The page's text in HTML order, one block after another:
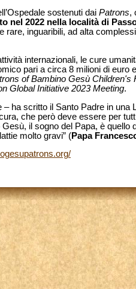
sostenuti dai Patrons,
nel 2022 nella località di
rare, inguaribili, ad alta
internazionali, le cure
pari a circa 8 milioni di
of Bambino Gesù Children's
Global Initiative 2023 Meeting.
– ha scritto il Santo Padre in
che però deve essere per
Gesù, il sogno del Papa, è
molto gravi” (Papa